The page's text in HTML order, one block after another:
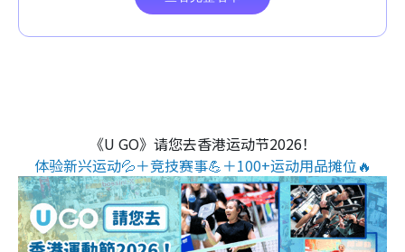
《U GO》请您去香港运动节2026！
体验新兴运动💦＋竞技赛事💪＋100+运动用品摊位🔥